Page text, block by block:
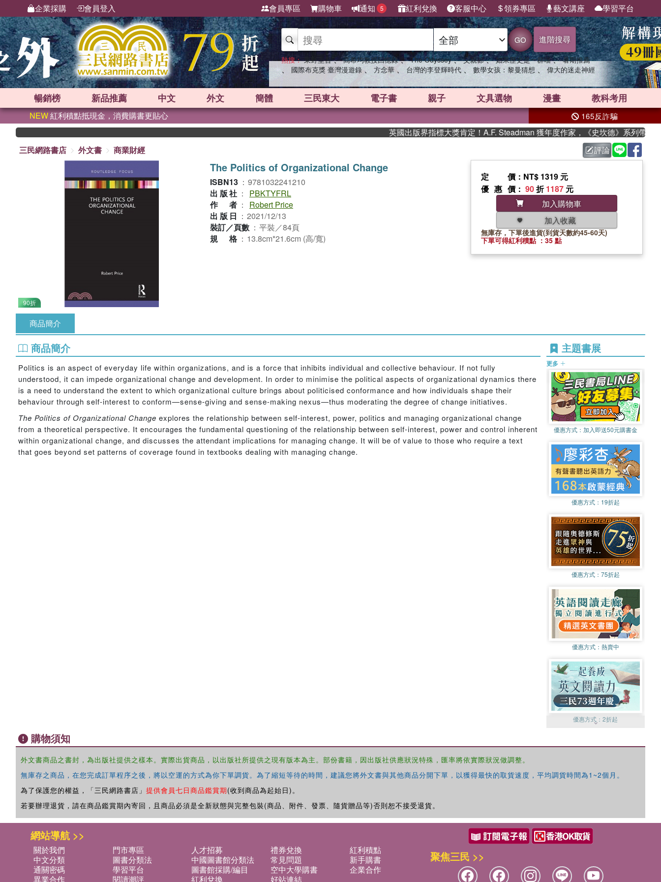
企業採購 會員登入 會員專區 購物車 通知 5 紅利兌換 客服中心 領券專區 藝文講座 學習平台
GO 進階搜尋
熱搜： 東野圭吾 、 高希均教授回憶錄 、 The Odyssey 、 父親節 、 如果歷史是一群喵 、 暑期推薦
、 國際布克獎 臺灣漫遊錄 、 方念華 、 台灣的李登輝時代 、 數學女孩：黎曼猜想 、 偉大的迷走神經
暢銷榜 新品推薦 中文 外文 簡體 三民東大 電子書 親子 文具選物 漫畫 教科考用
NEW紅利積點抵現金，消費購書更貼心 165反詐騙
英國出版界指標大獎肯定！A.F. Steadman 獲年度作家，《史坎德》系列帶你踏上
三民網路書店
外文書 商業財經 評論
90折
The Politics of Organizational Change
ISBN13 ： 9781032241210
出版社 ：
PBKTYFRL
作者 ：
Robert Price
出版日 ： 2021/12/13
裝訂／頁數 ： 平裝／84頁
規格 ： 13.8cm*21.6cm (高/寬)
定價 ：NT$ 1319 元
優惠價 ： 90折1187 元
加入購物車
加入收藏
無庫存，下單後進貨(到貨天數約45-60天)
下單可得紅利積點 ：35 點
商品簡介
商品簡介
Politics is an aspect of everyday life within organizations, and is a force that inhibits individual and collective behaviour. If not fully
understood, it can impede organizational change and development. In order to minimise the political aspects of organizational dynamics there
is a need to understand the extent to which organizational culture brings about politicised conformance and how individuals shape their
behaviour through self-interest to conform—sense-giving and sense-making nexus—thus moderating the degree of change initiatives.
The Politics of Organizational Change explores the relationship between self-interest, power, politics and managing organizational change
from a theoretical perspective. It encourages the fundamental questioning of the relationship between self-interest, power and control inherent
within organizational change, and discusses the attendant implications for managing change. It will be of value to those who require a text
that goes beyond set patterns of coverage found in textbooks dealing with managing change.
主題書展
更多
優惠方式： 加入即送50元購書金
優惠方式： 19折起
優惠方式： 75折起
優惠方式： 熱賣中
優惠方式：2折起
購物須知
外文書商品之書封，為出版社提供之樣本。實際出貨商品，以出版社所提供之現有版本為主。部份書籍，因出版社供應狀況特殊，匯率將依實際狀況做調整。
無庫存之商品，在您完成訂單程序之後，將以空運的方式為你下單調貨。為了縮短等待的時間，建議您將外文書與其他商品分開下單，以獲得最快的取貨速度，平均調貨時間為1~2個月。
為了保護您的權益，「三民網路書店」 提供會員七日商品鑑賞期(收到商品為起始日)。
若要辦理退貨，請在商品鑑賞期內寄回，且商品必須是全新狀態與完整包裝(商品、附件、發票、隨貨贈品等)否則恕不接受退貨。
網站導航 >>
關於我們 門市專區 人才招募 禮券兌換
紅利積點
中文分類
圖書分類法 中國圖書館分類法 常見問題
新手購書
通關密碼
學習平台 圖書館採購/編目 空中大學購書
企業合作
異業合作
閱讀潮評 紅利兌換 好站連結
聚焦三民 >>